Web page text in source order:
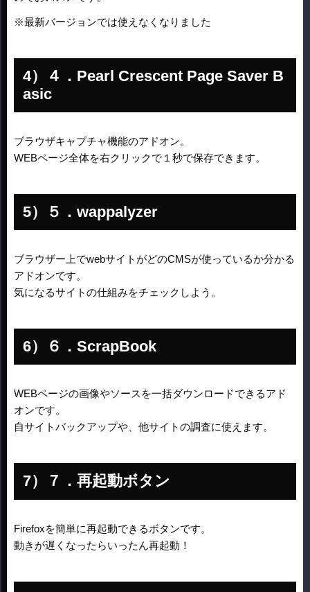
※最新バージョンでは使えなくなりました
４．Pearl Crescent Page Saver B
asic
ブラウザキャプチャ機能のアドオン。
WEBページ全体を右クリックで１秒で保存できます。
５．wappalyzer
ブラウザー上でwebサイトがどのCMSが使っているか分かる
アドオンです。
気になるサイトの仕組みをチェックしよう。
６．ScrapBook
WEBページの画像やソースを一括ダウンロードできるアド
オンです。
自サイトバックアップや、他サイトの調査に使えます。
７．再起動ボタン
Firefoxを簡単に再起動できるボタンです。
動きが遅くなったらいったん再起動！